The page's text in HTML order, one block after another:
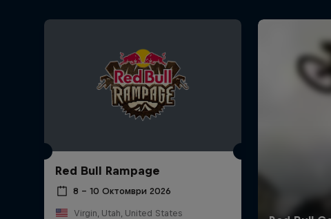
Red Bull Rampage
8 – 10 Октомври 2026
Virgin, Utah, United States